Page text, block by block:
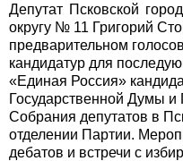
Депутат Псковской
округу № 11 Григорий
предварительном
кандидатур для
«Единая Россия»
Государственной Думы и
Собрания депутатов в
отделении Партии.
дебатов и встречи с